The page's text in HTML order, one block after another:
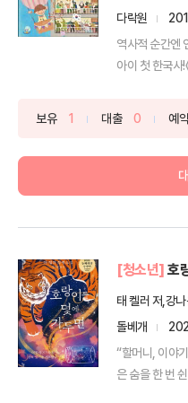
다락원
역사적 순간엔
아이 첫 한국사!
보유 1 대출 0 예
[청소년] 호
태 켈러 저,강나
돌베개
“할머니, 이야
은 숨을 한 번